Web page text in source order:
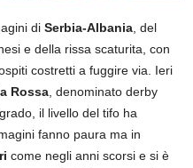
di Serbia-Albania , del
e della rissa scaturita, con
costretti a fuggire via. Ieri
Rossa , denominato derby
il livello del tifo ha
fanno paura ma in
come negli anni scorsi e si è